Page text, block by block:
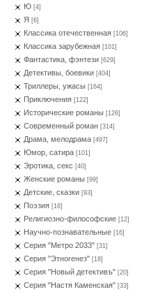
Ю [4]
Я [6]
Классика отечественная [106]
Классика зарубежная [101]
Фантастика, фэнтези [629]
Детективы, боевики [404]
Триллеры, ужасы [164]
Приключения [122]
Исторические романы [126]
Современный роман [314]
Драма, мелодрама [497]
Юмор, сатира [101]
Эротика, секс [40]
Женские романы [99]
Детские, сказки [93]
Поэзия [16]
Религиозно-философские [12]
Научно-познавательные [16]
Серия "Метро 2033" [31]
Серия "Этногенез" [18]
Серия "Новый детективъ" [20]
Серия "Настя Каменская" [33]